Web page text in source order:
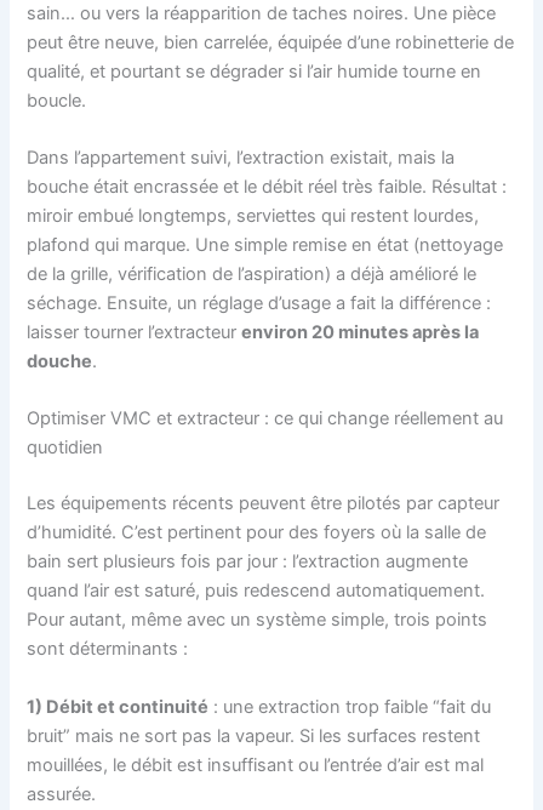
sain… ou vers la réapparition de taches noires. Une pièce
peut être neuve, bien carrelée, équipée d’une robinetterie de
qualité, et pourtant se dégrader si l’air humide tourne en
boucle.
Dans l’appartement suivi, l’extraction existait, mais la
bouche était encrassée et le débit réel très faible. Résultat :
miroir embué longtemps, serviettes qui restent lourdes,
plafond qui marque. Une simple remise en état (nettoyage
de la grille, vérification de l’aspiration) a déjà amélioré le
séchage. Ensuite, un réglage d’usage a fait la différence :
laisser tourner l’extracteurenviron 20 minutes après la
douche.
Optimiser VMC et extracteur : ce qui change réellement au
quotidien
Les équipements récents peuvent être pilotés par capteur
d’humidité. C’est pertinent pour des foyers où la salle de
bain sert plusieurs fois par jour : l’extraction augmente
quand l’air est saturé, puis redescend automatiquement.
Pour autant, même avec un système simple, trois points
sont déterminants :
1) Débit et continuité : une extraction trop faible “fait du
bruit” mais ne sort pas la vapeur. Si les surfaces restent
mouillées, le débit est insuffisant ou l’entrée d’air est mal
assurée.